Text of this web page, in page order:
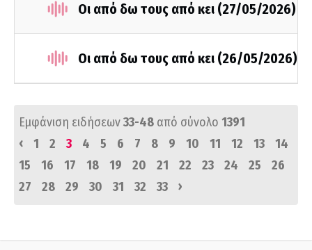
Οι από δω τους από κει (27/05/2026)
Οι από δω τους από κει (26/05/2026)
Εμφάνιση ειδήσεων33-48 από σύνολο 1391
‹
1 2 3 4 5 6 7 8 9 10 11 12 13
14
15
16 17 18 19 20 21 22 23 24 25
26
27
28 29 30 31 32 33 ›